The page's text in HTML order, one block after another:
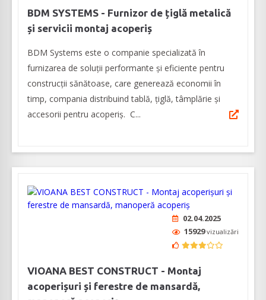
BDM SYSTEMS - Furnizor de țiglă metalică
și servicii montaj acoperiș
BDM Systems este o companie specializată în
furnizarea de soluții performante și eficiente pentru
construcții sănătoase, care generează economii în
timp, compania distribuind tablă, țiglă, tâmplărie și
accesorii pentru acoperiș. C...
02.04.2025
15929vizualizări
VIOANA BEST CONSTRUCT - Montaj
acoperișuri și ferestre de mansardă,